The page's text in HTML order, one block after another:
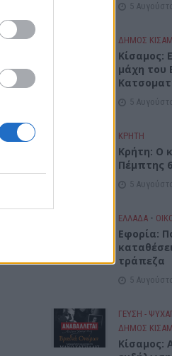
5
ΔΉΜΟΣ
Κίσαμος:
μάχη του
5
ΚΡΗΤΗ
Κρήτη: Ο
Πέμπτης
5
ΕΛΛΑΔΑ •
Εφορία:
τράπεζα
5
ΓΕΎΣΗ -
ΔΉΜΟΣ
Κίσαμος: